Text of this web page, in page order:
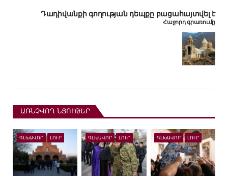
Դադիվանքի գողության դեպքը բացահայտվել է
Հաջորդ գրառումը
ԱՌՆՉՎՈՂ ՆՅՈՒԹԵՐ
ԳԼԽԱՎՈՐ ԼՈՒՐ ԳԼԽԱՎՈՐ ԼՈՒՐ ԳԼԽԱՎՈՐ ԼՈՒՐ